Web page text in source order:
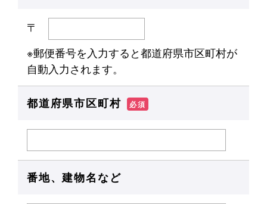
〒
※郵便番号を入力すると都道府県市区町村が
自動入力されます。
都道府県市区町村 必須
番地、建物名など